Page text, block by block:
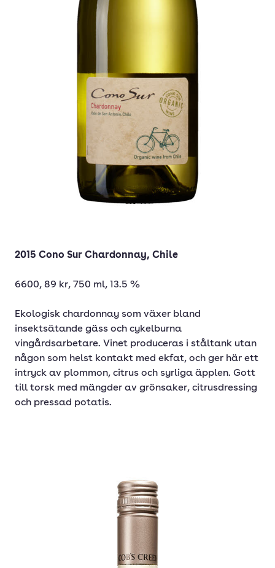
2015 Cono Sur Chardonnay, Chile
6600, 89 kr, 750 ml, 13.5 %
Ekologisk chardonnay som växer bland
insektsätande gäss och cykelburna
vingårdsarbetare. Vinet produceras i ståltank utan
någon som helst kontakt med ekfat, och ger här ett
intryck av plommon, citrus och syrliga äpplen. Gott
till torsk med mängder av grönsaker, citrusdressing
och pressad potatis.